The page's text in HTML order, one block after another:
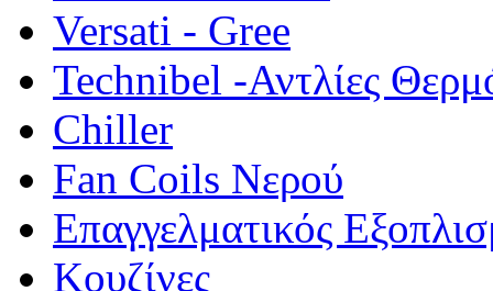
Versati - Gree
Technibel -Αντλίες
Chiller
Fan Coils Νερού
Επαγγελματικός
Κουζίνες